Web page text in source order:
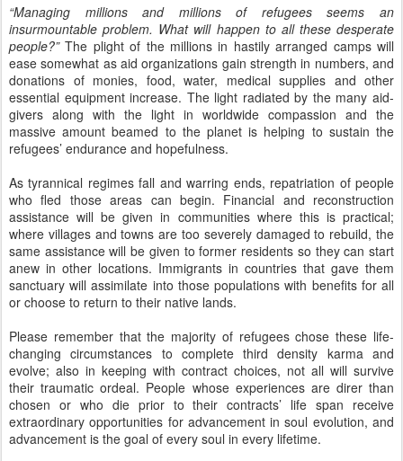
As tyrannical regimes fall and warring ends, repatriation of people
who fled those areas can begin. Financial and reconstruction
assistance will be given in communities where this is practical;
where villages and towns are too severely damaged to rebuild, the
same assistance will be given to former residents so they can start
anew in other locations. Immigrants in countries that gave them
sanctuary will assimilate into those populations with benefits for all
or choose to return to their native lands.
changing circumstances to complete third density karma and
evolve; also in keeping with contract choices, not all will survive
their traumatic ordeal. People whose experiences are direr than
chosen or who die prior to their contracts’ life span receive
extraordinary opportunities for advancement in soul evolution, and
advancement is the goal of every soul in every lifetime.
Some readers questioned whether loss of life and vast destruction
part of Earth’s cleansing process. It does both. While all of those
events do create negativity, the cleansing effects for Earth are
much greater—that is, negativity created by all other sources is
released by natural disasters in far greater measure than the
amount produced by those events.
“Do soul contracts of alternative healthcare practitioners and